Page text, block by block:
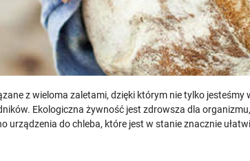
z wieloma zaletami, dzięki którym nie tylko
Ekologiczna żywność jest zdrowsza dla
urządzenia do chleba, które jest w stanie znacznie